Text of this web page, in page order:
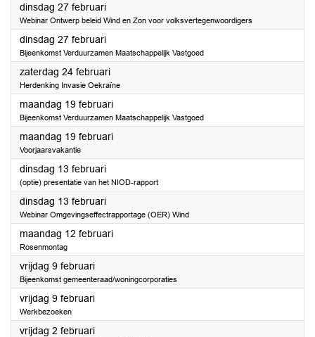
dinsdag 27 februari2024
Webinar Ontwerp beleid Wind en Zon voor volksvertegenwoordigers
dinsdag 27 februari2024
Bijeenkomst Verduurzamen Maatschappelijk Vastgoed
zaterdag 24 februari2024
Herdenking Invasie Oekraïne
maandag 19 februari2024
Bijeenkomst Verduurzamen Maatschappelijk Vastgoed
maandag 19 februari2024
Voorjaarsvakantie
dinsdag 13 februari2024
(optie) presentatie van het NIOD-rapport
dinsdag 13 februari2024
Webinar Omgevingseffectrapportage (OER) Wind
maandag 12 februari2024
Rosenmontag
vrijdag 9 februari2024
Bijeenkomst gemeenteraad/woningcorporaties
vrijdag 9 februari2024
Werkbezoeken
vrijdag 2 februari2024